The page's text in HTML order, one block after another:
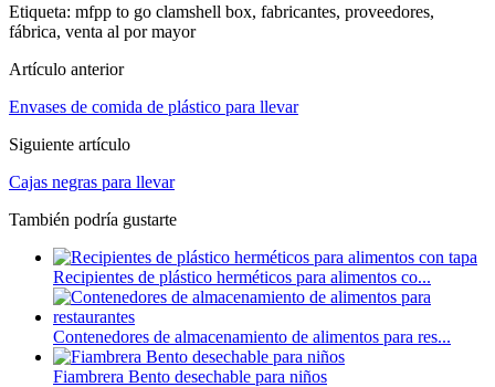
Etiqueta: mfpp to go clamshell box, fabricantes, proveedores,
fábrica, venta al por mayor
Artículo anterior
Envases de comida de plástico para llevar
Siguiente artículo
Cajas negras para llevar
También podría gustarte
Recipientes de plástico herméticos para alimentos co...
Contenedores de almacenamiento de alimentos para res...
Fiambrera Bento desechable para niños